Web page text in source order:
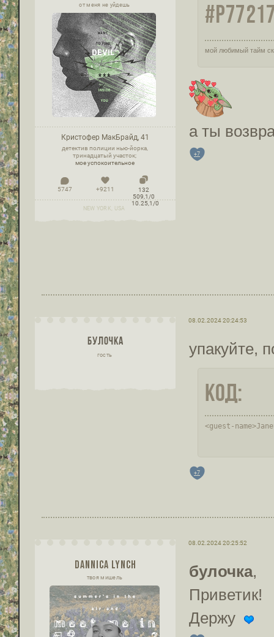
от меня не уйдешь
Кристофер МакБрайд, 41
детектив полиции нью-йорка,
тринадцатый участок;
мое успокоительное
5747 +9211
132
509,1/0
10.25,1/0
NEW YORK, USA
мой любимый тайм
а ты
+7
08.02.2024 20:24:53
БУЛОЧКА
гость упакуйте,
Код:
<guest-
+7
08.02.2024 20:25:52
DANNICA LYNCH
твоя мишель булочка,
Приветик!
Держу